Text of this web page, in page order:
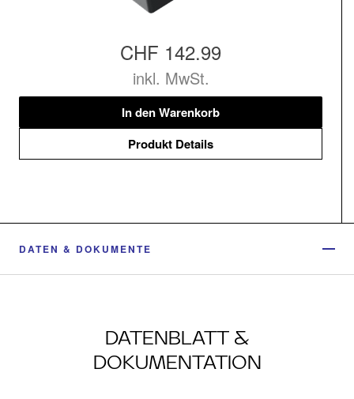
CHF 142.99
inkl. MwSt.
In den Warenkorb
Produkt Details
DATEN & DOKUMENTE
DATENBLATT &
DOKUMENTATION